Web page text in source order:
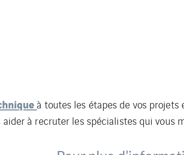
à toutes les étapes de vos
à recruter les spécialistes qui vous